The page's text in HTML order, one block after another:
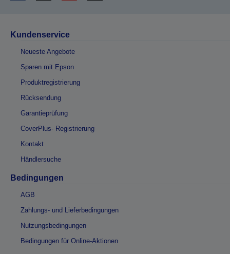
Kundenservice
Neueste Angebote
Sparen mit Epson
Produktregistrierung
Rücksendung
Garantieprüfung
CoverPlus- Registrierung
Kontakt
Händlersuche
Bedingungen
AGB
Zahlungs- und Lieferbedingungen
Nutzungsbedingungen
Bedingungen für Online-Aktionen